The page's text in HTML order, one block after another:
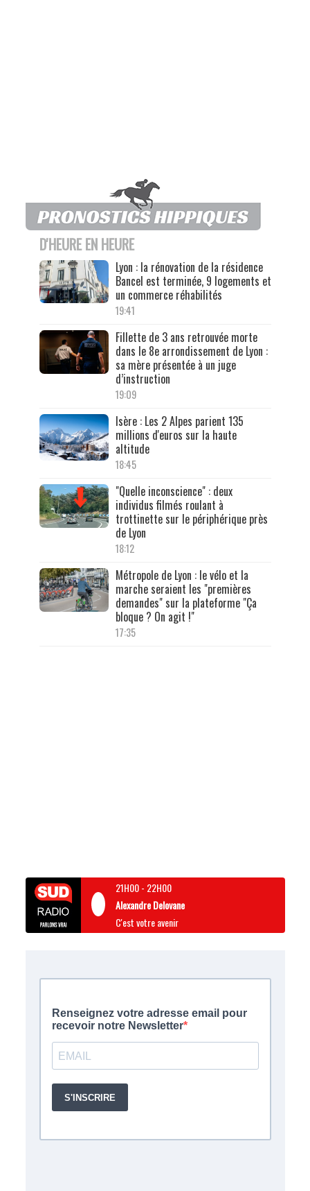
D'HEURE EN HEURE
Lyon : la rénovation de la résidence
Bancel est terminée, 9 logements et
un commerce réhabilités
19:41
Fillette de 3 ans retrouvée morte
dans le 8e arrondissement de Lyon :
sa mère présentée à un juge
d’instruction
19:09
Isère : Les 2 Alpes parient 135
millions d'euros sur la haute
altitude
18:45
"Quelle inconscience" : deux
individus filmés roulant à
trottinette sur le périphérique près
de Lyon
18:12
Métropole de Lyon : le vélo et la
marche seraient les "premières
demandes" sur la plateforme "Ça
bloque ? On agit !"
17:35
21H00- 22H00
Alexandre Delovane
C'est votre avenir